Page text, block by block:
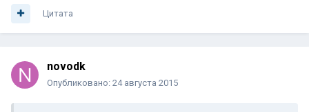
Цитата
novodk
Опубликовано: 24 августа 2015